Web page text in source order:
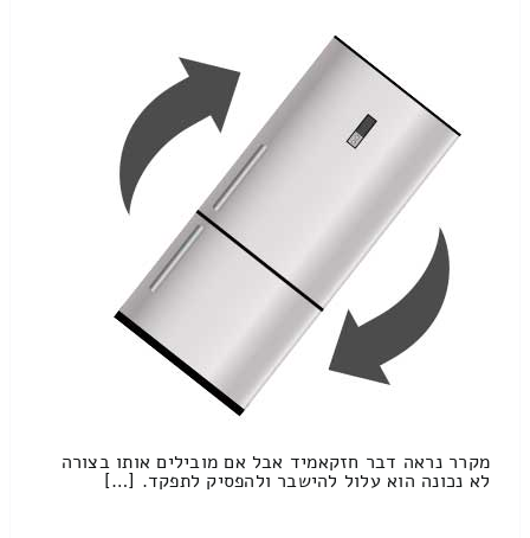
מקרר נראה דבר חזקאמיד אבל אם מובילים אותו בצורה
לא נכונה הוא עלול להישבר ולהפסיק לתפקד. […]